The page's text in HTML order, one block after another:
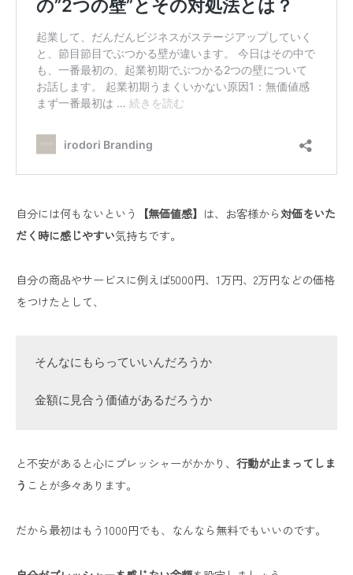
自分には何もないという 【無価値感】 は、お客様から対価をいた
だく時に感じやすい気持ちです。
自分の商品やサービスに例えば5000円、1万円、2万円などの価格
をつけたとして、
そんなにもらっていいんだろうか
金額に見合う価値があるだろうか
と不安があると心にプレッシャーがかかり、 行動が止まってしま
う ことが多々あります。
だから最初はもう1000円でも、なんなら無料でもいいのです。